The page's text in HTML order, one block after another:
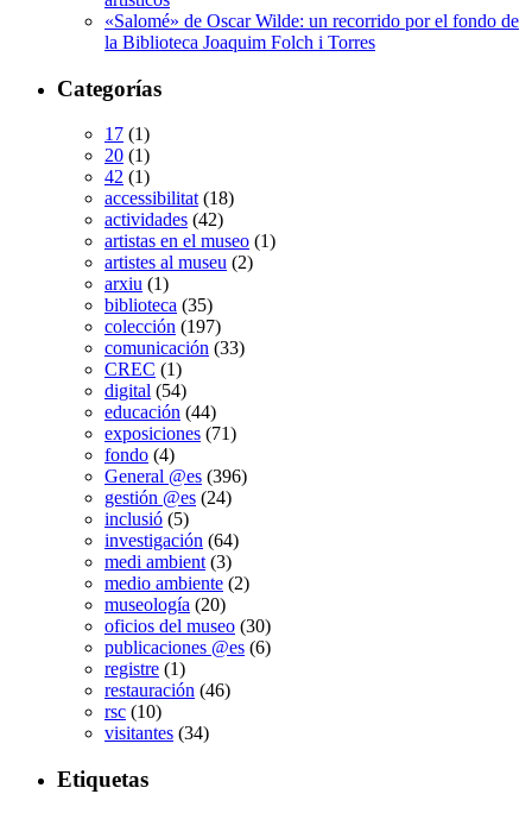
«Salomé» de Oscar Wilde: un recorrido por el fondo de
la Biblioteca Joaquim Folch i Torres
Categorías
17 (1)
20 (1)
42 (1)
accessibilitat (18)
actividades (42)
artistas en el museo (1)
artistes al museu (2)
arxiu (1)
biblioteca (35)
colección (197)
comunicación (33)
CREC (1)
digital (54)
educación (44)
exposiciones (71)
fondo (4)
General @es (396)
gestión @es (24)
inclusió (5)
investigación (64)
medi ambient (3)
medio ambiente (2)
museología (20)
oficios del museo (30)
publicaciones @es (6)
registre (1)
restauración (46)
rsc (10)
visitantes (34)
Etiquetas